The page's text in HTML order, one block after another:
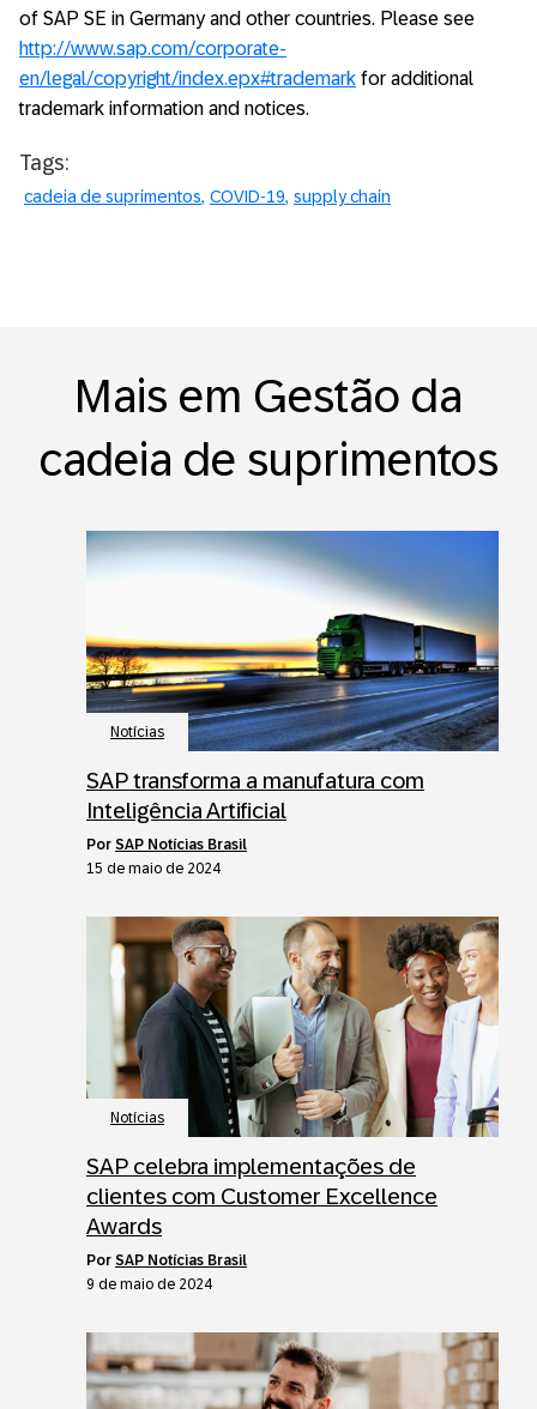
of SAP SE in Germany and other countries. Please see
http://www.sap.com/corporate-
en/legal/copyright/index.epx#trademark for additional
trademark information and notices.
Tags:
cadeia de suprimentos COVID-19 supply chain
Mais em Gestão da
cadeia de suprimentos
Notícias
SAP transforma a manufatura com
Inteligência Artificial
por SAP Notícias Brasil
15 de maio de 2024
Notícias
SAP celebra implementações de
clientes com Customer Excellence
Awards
por SAP Notícias Brasil
9 de maio de 2024